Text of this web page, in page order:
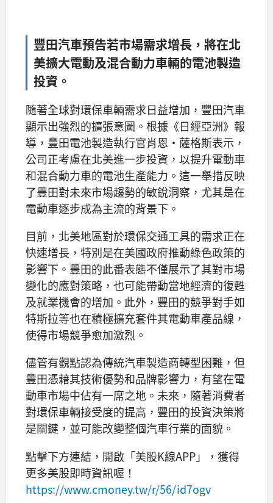
豐田汽車預告若市場需求增長，將在北
美擴大電動及混合動力車輛的電池製造
投資。
隨著全球對環保車輛需求日益增加，豐田汽車
顯示出強烈的擴張意圖。根據《日經亞洲》報
導，豐田電池製造執行官肖恩·薩格斯表示，
公司正考慮在北美進一步投資，以提升電動車
和混合動力車的電池生產能力。這一舉措反映
了豐田對未來市場趨勢的敏銳洞察，尤其是在
電動車逐步成為主流的背景下。
目前，北美地區對於環保交通工具的需求正在
快速增長，特別是在美國政府推動綠色政策的
影響下。豐田的此番表態不僅展示了其對市場
變化的應對策略，也可能帶動當地經濟的復甦
及就業機會的增加。此外，豐田的競爭對手如
特斯拉等也在積極擴充套件其電動車產品線，
使得市場競爭愈加激烈。
儘管有觀點認為傳統汽車製造商轉型困難，但
豐田憑藉其技術優勢和品牌影響力，有望在電
動車市場中佔有一席之地。未來，隨著消費者
對環保車輛接受度的提高，豐田的投資決策將
是關鍵，並可能改變整個汽車行業的面貌。
點擊下方連結，開啟「美股K線APP」，獲得
更多美股即時資訊喔！
https://www.cmoney.tw/r/56/id7ogv